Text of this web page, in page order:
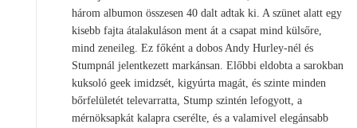
három albumon összesen 40 dalt adtak ki. A szünet alatt egy
kisebb fajta átalakuláson ment át a csapat mind külsőre,
mind zeneileg. Ez főként a dobos Andy Hurley-nél és
Stumpnál jelentkezett markánsan. Előbbi eldobta a sarokban
kuksoló geek imidzsét, kigyúrta magát, és szinte minden
bőrfelületét televarratta, Stump szintén lefogyott, a
mérnöksapkát kalapra cserélte, és a valamivel elegánsabb